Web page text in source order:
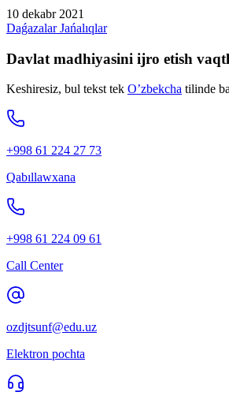
10 dekabr 2021
DaǵazalarJańalıqlar
Davlat madhiyasini ijro etish
Keshiresiz, bul tekst tek O’zbekcha tilinde
+998 61 224 27 73
Qabıllawxana
+998 61 224 09 61
Call Center
ozdjtsunf@edu.uz
Elektron pochta